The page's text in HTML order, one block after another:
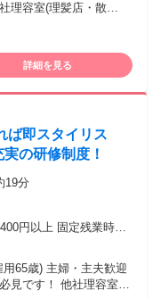
理容室(理髪店・散
詳細を見る
ば即スタイリス
の研修制度！
19分
円以上 固定残業時間
研修中 固定残業時間
1,600円以上 固定
。超過分別途支給。
65歳) 主婦・主夫歓迎
見です！ 他社理容室